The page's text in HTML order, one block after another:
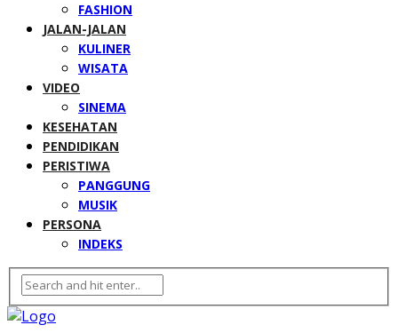
FASHION
JALAN-JALAN
KULINER
WISATA
VIDEO
SINEMA
KESEHATAN
PENDIDIKAN
PERISTIWA
PANGGUNG
MUSIK
PERSONA
INDEKS